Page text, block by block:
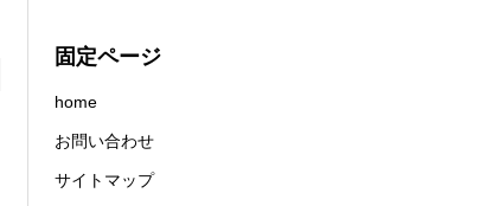
固定ページ
home
お問い合わせ
サイトマップ